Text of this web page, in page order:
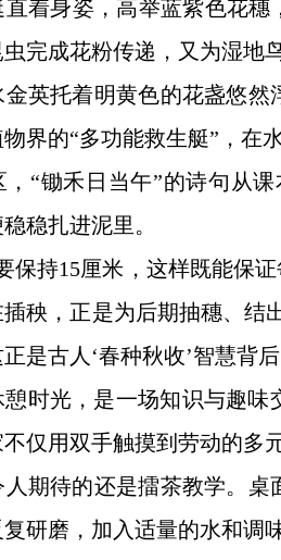
着身姿，高举蓝紫色花
完成花粉传递，又为湿地
金英托着明黄色的花盏悠
界的“多功能救生艇”，在
，“锄禾日当午”的诗句从
稳扎进泥里。
保持15厘米，这样既能保
秧，正是为后期抽穗、结
是古人‘春种秋收’智慧背
时光，是一场知识与趣
仅用双手触摸到劳动的多
期待的还是擂茶教学。
研磨，加入适量的水和调